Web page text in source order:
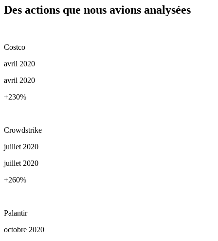
Des actions que nous avions analysées
Costco
avril 2020
avril 2020
+230%
Crowdstrike
juillet 2020
juillet 2020
+260%
Palantir
octobre 2020